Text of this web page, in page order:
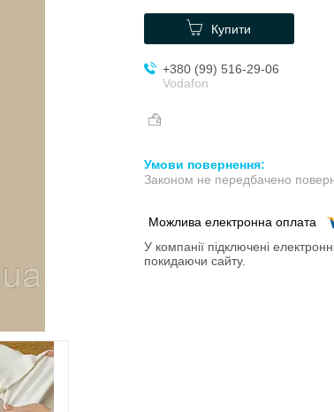
Купити
+380 (99) 516-29-06
Vodafon
Законом не передбачено
У компанії підключені
покидаючи сайту.